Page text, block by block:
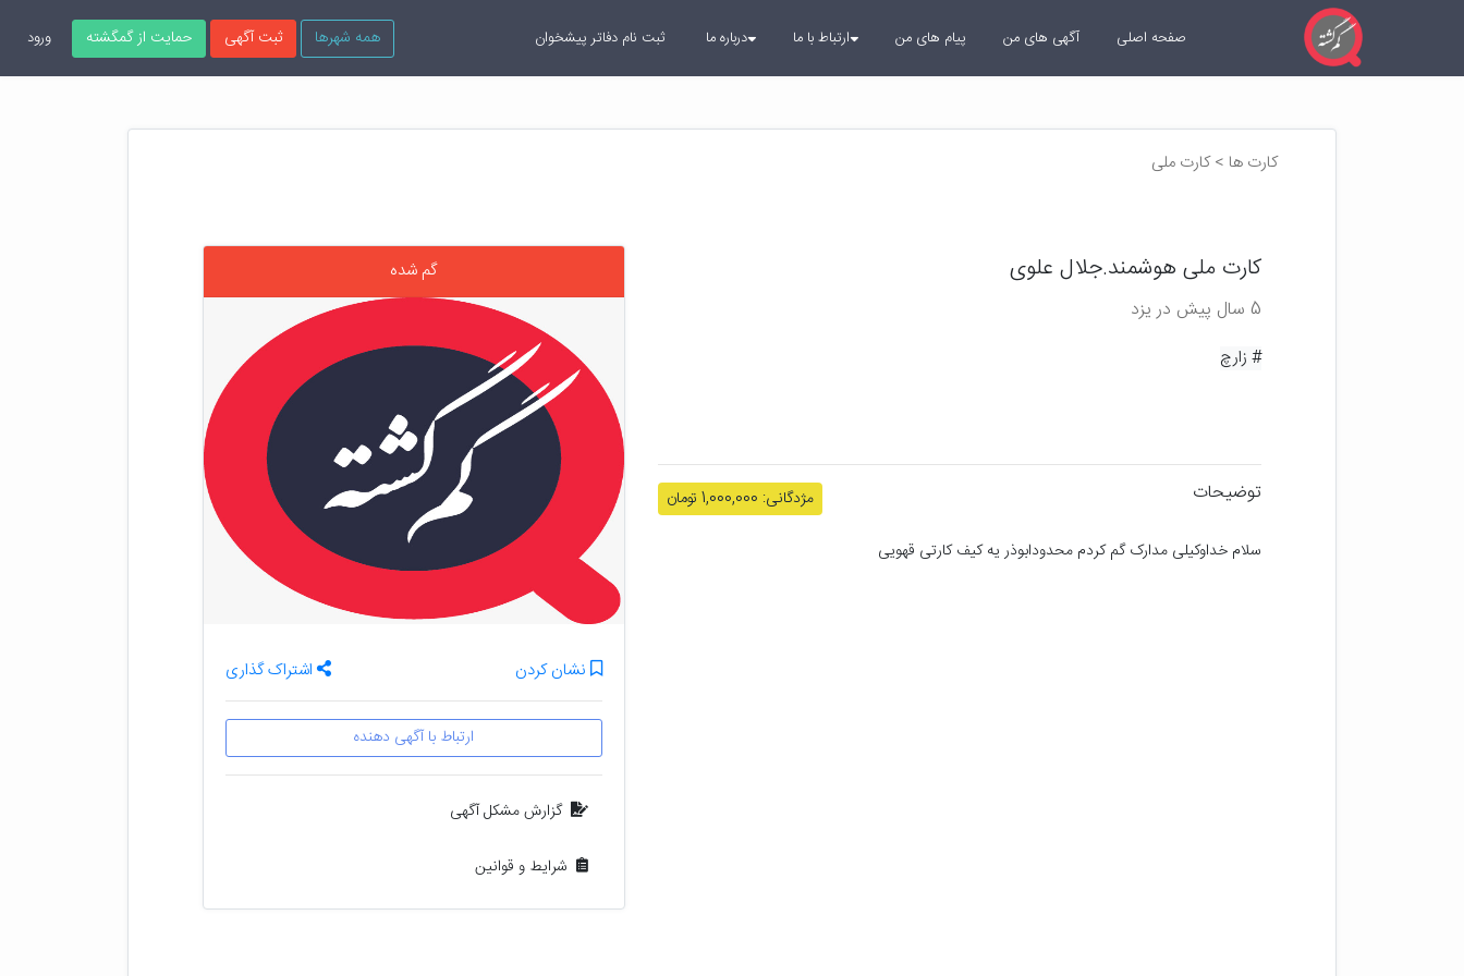
همه شهرها ثبت آگهی حمایت از گمگشته ورود صفحه اصلی آگهی های من پیام های من ارتباط با ما درباره ما ثبت نام دفاتر پیشخوان
کارت ها > کارت ملی
کارت ملی هوشمند.جلال علوی
5 سال پیش در یزد
# زارچ
توضیحات
مژدگانی: 1,000,000 تومان
سلام خداوکیلی مدارک گم کردم محدودابوذر یه کیف کارتی قهویی
گم شده
نشان کردن اشتراک گذاری
ارتباط با آگهی دهنده
گزارش مشکل آگهی
شرایط و قوانین